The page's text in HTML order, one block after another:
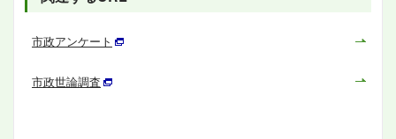
市政アンケート
市政世論調査